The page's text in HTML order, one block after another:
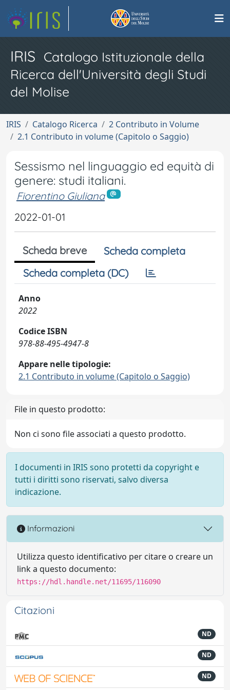
IRIS Catalogo Istituzionale della
Ricerca dell'Università degli Studi
del Molise
IRIS Catalogo Ricerca
2 Contributo in Volume
2.1 Contributo in volume (Capitolo o Saggio)
Sessismo nel linguaggio ed equità di
genere: studi italiani.
Fiorentino Giuliana
2022-01-01
Scheda breve
Scheda completa
Scheda completa (DC)
Anno
2022
Codice ISBN
978-88-495-4947-8
Appare nelle tipologie:
2.1 Contributo in volume (Capitolo o Saggio)
File in questo prodotto:
Non ci sono file associati a questo prodotto.
I documenti in IRIS sono protetti da copyright e
tutti i diritti sono riservati, salvo diversa
indicazione.
Informazioni
Utilizza questo identificativo per citare o creare un
link a questo documento:
https://hdl.handle.net/11695/116090
Citazioni
ND
ND
ND